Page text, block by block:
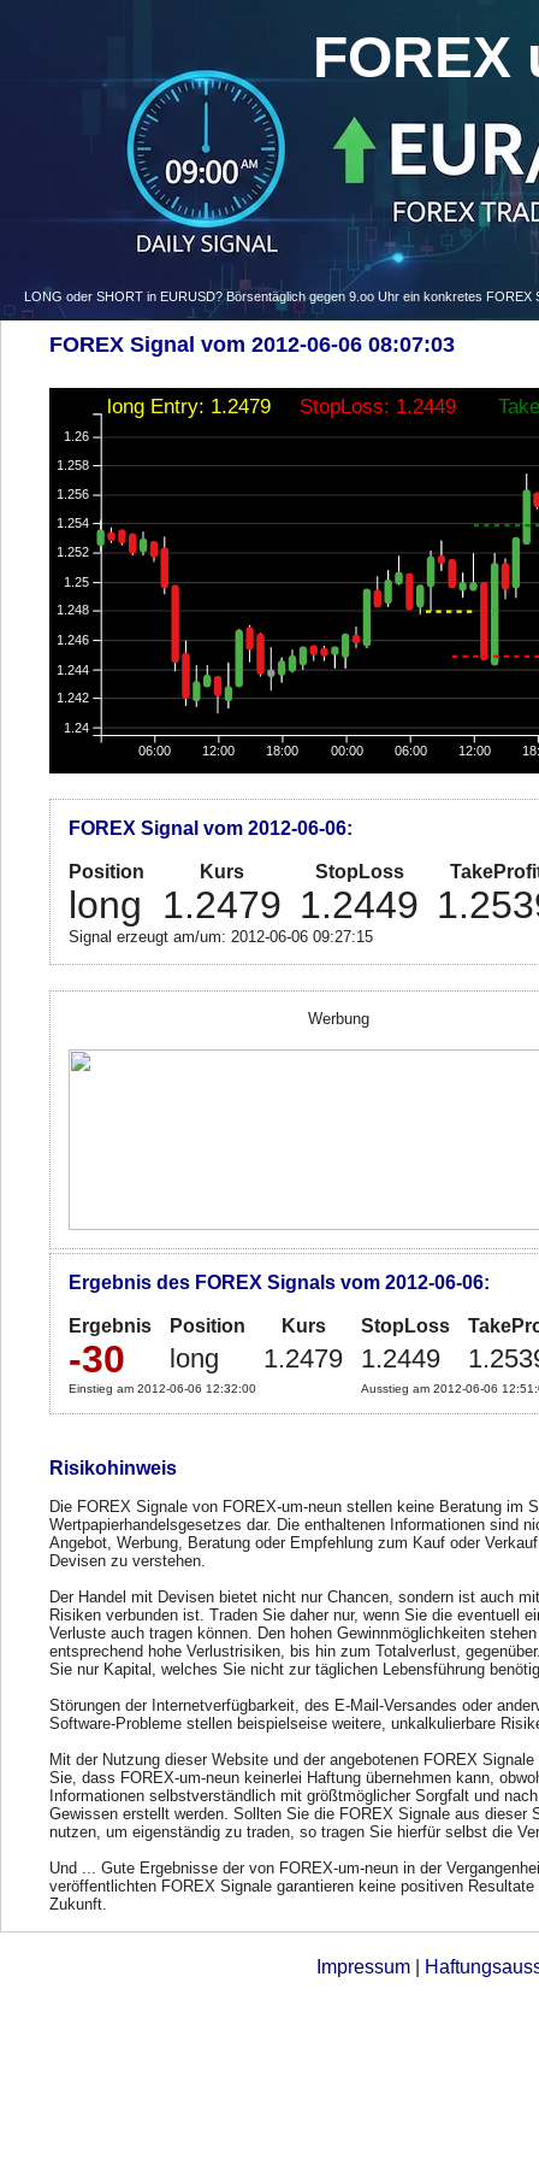
FOREX
LONG oder SHORT in EURUSD? Börsentäglich gegen 9.oo Uhr ein konkretes
FOREX Signal vom 2012-06-06 08:07:03
06:00 12:00 18:00 00:00 06:00 12:00
1.24
1.242
1.244
1.246
1.248
1.25
1.252
1.254
1.256
1.258
1.26
long Entry: 1.2479 StopLoss: 1.2449
FOREX Signal vom 2012-06-06:
Position Kurs StopLoss
long 1.2479 1.2449
Signal erzeugt am/um: 2012-06-06 09:27:15
Werbung
Ergebnis des FOREX Signals vom 2012-06-06:
Ergebnis Position Kurs StopLoss
-30 long 1.2479 1.2449
Einstieg am 2012-06-06 12:32:00 Ausstieg am 2012-06-06
Risikohinweis
Die FOREX Signale von FOREX-um-neun stellen keine Beratung im
Wertpapierhandelsgesetzes dar. Die enthaltenen Informationen sind
Angebot, Werbung, Beratung oder Empfehlung zum Kauf oder
Devisen zu verstehen.
Der Handel mit Devisen bietet nicht nur Chancen, sondern ist auch
Risiken verbunden ist. Traden Sie daher nur, wenn Sie die eventuell
Verluste auch tragen können. Den hohen Gewinnmöglichkeiten stehen
entsprechend hohe Verlustrisiken, bis hin zum Totalverlust,
Sie nur Kapital, welches Sie nicht zur täglichen Lebensführung
Störungen der Internetverfügbarkeit, des E-Mail-Versandes oder
Software-Probleme stellen beispielseise weitere, unkalkulierbare
Mit der Nutzung dieser Website und der angebotenen FOREX
Sie, dass FOREX-um-neun keinerlei Haftung übernehmen kann,
Informationen selbstverständlich mit größtmöglicher Sorgfalt und
Gewissen erstellt werden. Sollten Sie die FOREX Signale aus dieser
nutzen, um eigenständig zu traden, so tragen Sie hierfür selbst die
Und ... Gute Ergebnisse der von FOREX-um-neun in der
veröffentlichten FOREX Signale garantieren keine positiven Resultate
Zukunft.
Impressum